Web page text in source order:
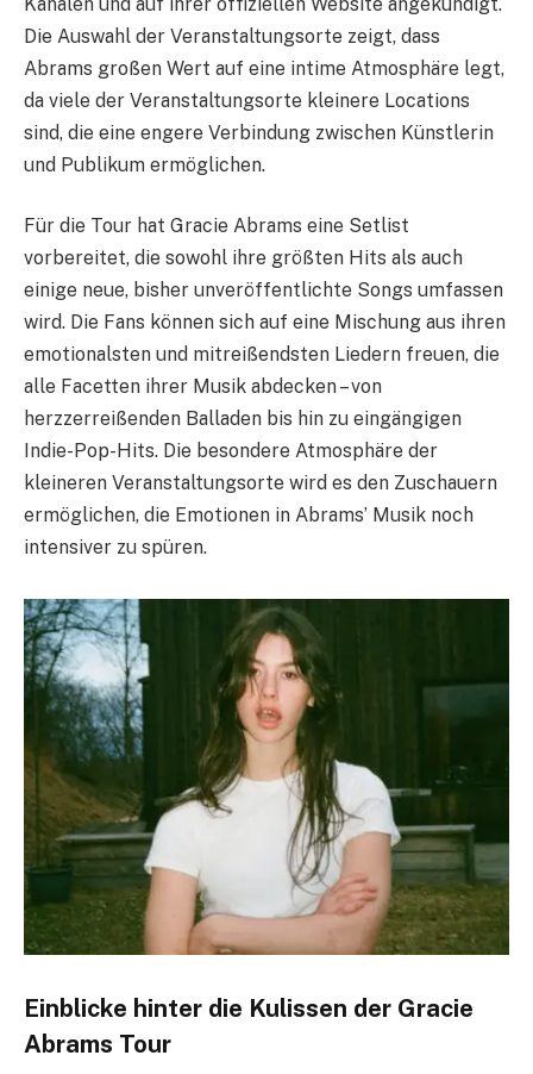
Die Auswahl der Veranstaltungsorte zeigt, dass
Abrams großen Wert auf eine intime Atmosphäre legt,
da viele der Veranstaltungsorte kleinere Locations
sind, die eine engere Verbindung zwischen Künstlerin
und Publikum ermöglichen.
Für die Tour hat Gracie Abrams eine Setlist
vorbereitet, die sowohl ihre größten Hits als auch
einige neue, bisher unveröffentlichte Songs umfassen
wird. Die Fans können sich auf eine Mischung aus ihren
emotionalsten und mitreißendsten Liedern freuen, die
alle Facetten ihrer Musik abdecken – von
herzzerreißenden Balladen bis hin zu eingängigen
Indie-Pop-Hits. Die besondere Atmosphäre der
kleineren Veranstaltungsorte wird es den Zuschauern
ermöglichen, die Emotionen in Abrams’ Musik noch
intensiver zu spüren.
Einblicke hinter die Kulissen der Gracie
Abrams Tour